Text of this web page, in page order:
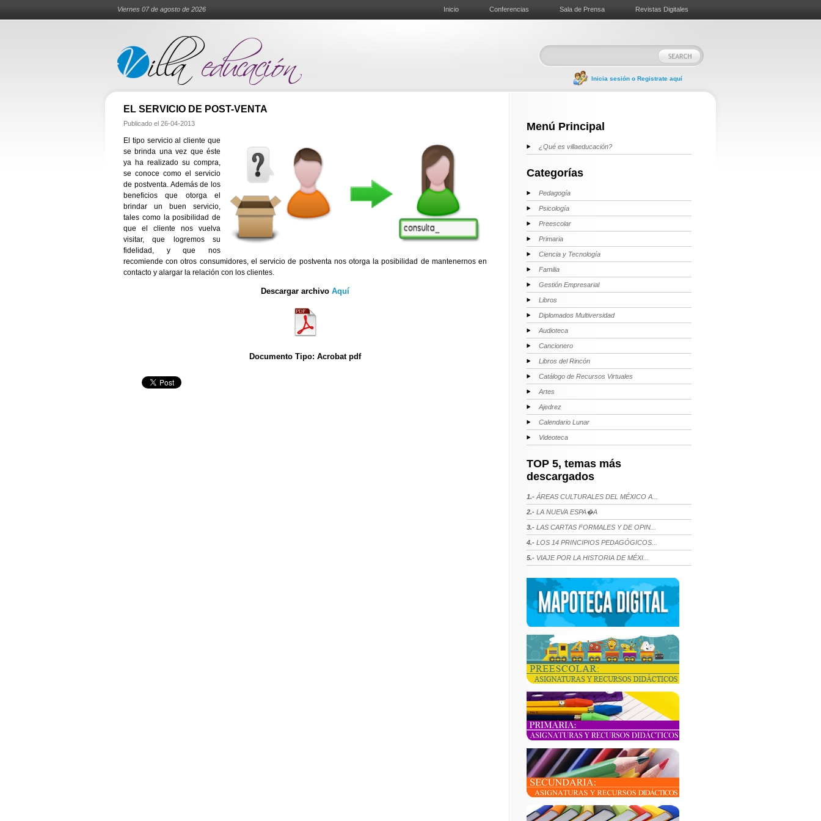
Viernes 07 de agosto de 2026 Inicio Conferencias Sala de Prensa Revistas Digitales
Inicia sesión o Registrate aquí
EL SERVICIO DE POST-VENTA
Publicado el 26-04-2013
El tipo servicio al cliente que
se brinda una vez que éste
ya ha realizado su compra,
se conoce como el servicio
de postventa. Además de los
beneficios que otorga el
brindar un buen servicio,
tales como la posibilidad de
que el cliente nos vuelva
visitar, que logremos su
fidelidad, y que nos
recomiende con otros consumidores, el servicio de postventa nos otorga la posibilidad de mantenernos en
contacto y alargar la relación con los clientes.
Descargar archivo Aquí
Documento Tipo: Acrobat pdf
Menú Principal
¿Qué es villaeducación?
Categorías
Pedagogía
Psicología
Preescolar
Primaria
Ciencia y Tecnología
Familia
Gestión Empresarial
Libros
Diplomados Multiversidad
Audioteca
Cancionero
Libros del Rincón
Catálogo de Recursos Virtuales
Artes
Ajedrez
Calendario Lunar
Videoteca
TOP 5, temas más
descargados
1.- ÁREAS CULTURALES DEL MÉXICO A...
2.- LA NUEVA ESPA�A
3.- LAS CARTAS FORMALES Y DE OPIN...
4.- LOS 14 PRINCIPIOS PEDAGÓGICOS...
5.- VIAJE POR LA HISTORIA DE MÉXI...